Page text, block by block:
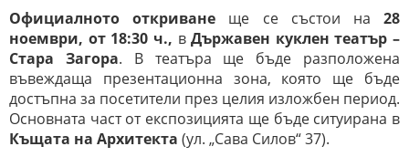
Официалното откриване ще се състои на28
ноември, от 18:30 ч., вДържавен куклен театър –
Стара Загора. В театъра ще бъде разположена
въвеждаща презентационна зона, която ще бъде
достъпна за посетители през целия изложбен период.
Основната част от експозицията ще бъде ситуирана в
Къщата на Архитекта (ул. „Сава Силов“ 37).